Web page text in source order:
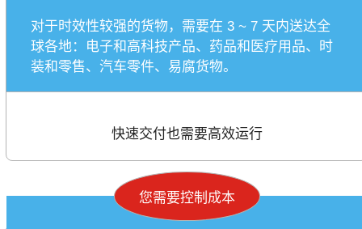
对于时效性较强的货物，需要在 3 ~ 7 天内送达全
球各地：电子和高科技产品、药品和医疗用品、时
装和零售、汽车零件、易腐货物。
快速交付也需要高效运行
您需要控制成本